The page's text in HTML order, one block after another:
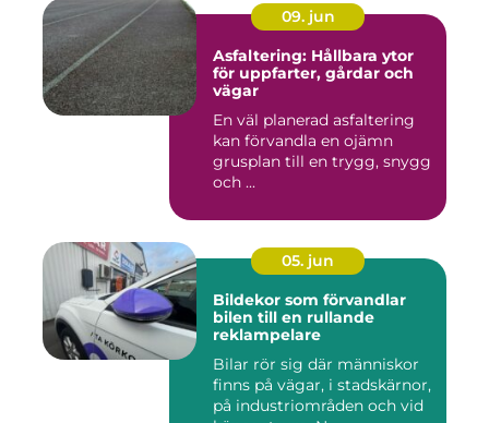
09. jun
Asfaltering: Hållbara ytor
för uppfarter, gårdar och
vägar
En väl planerad asfaltering
kan förvandla en ojämn
grusplan till en trygg, snygg
och ...
05. jun
Bildekor som förvandlar
bilen till en rullande
reklampelare
Bilar rör sig där människor
finns på vägar, i stadskärnor,
på industriområden och vid